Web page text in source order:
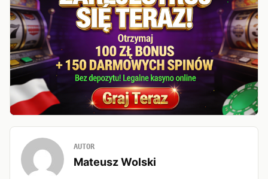
AUTOR
Mateusz Wolski